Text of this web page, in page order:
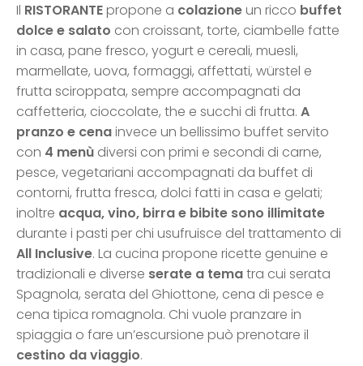
Il RISTORANTEpropone a colazioneun ricco buffet
dolce e salato con croissant, torte, ciambelle fatte
in casa, pane fresco, yogurt e cereali, muesli,
marmellate, uova, formaggi, affettati, würstel e
frutta sciroppata, sempre accompagnati da
caffetteria, cioccolate, the e succhi di frutta. A
pranzo e cenainvece un bellissimo buffet servito
con 4 menù diversi con primi e secondi di carne,
pesce, vegetariani accompagnati da buffet di
contorni, frutta fresca, dolci fatti in casa e gelati;
inoltre acqua, vino, birra e bibite sono illimitate
durante i pasti per chi usufruisce del trattamento di
All Inclusive. La cucina propone ricette genuine e
tradizionali e diverse serate a tematra cui serata
Spagnola, serata del Ghiottone, cena di pesce e
cena tipica romagnola. Chi vuole pranzare in
spiaggia o fare un’escursione può prenotare il
cestino da viaggio.